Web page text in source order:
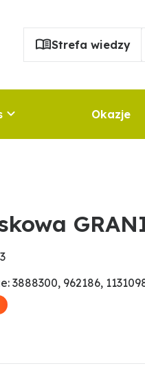
Strefa wiedzy
Okazje
3888300, 962186,